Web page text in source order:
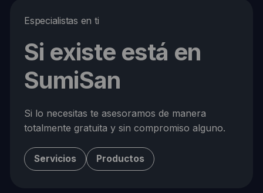
Especialistas en ti
Si existe está en
SumiSan
Si lo necesitas te asesoramos de manera
totalmente gratuita y sin compromiso alguno.
Servicios Productos